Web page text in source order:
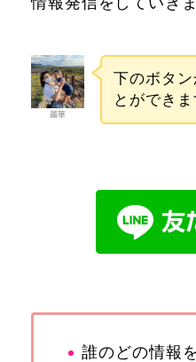
麗華
下のボタ
とができま
誰のどの情報